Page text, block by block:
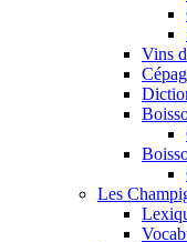
Vins
Les